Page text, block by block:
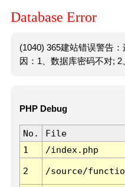
Database Error
(1040) 365建站错误警告
因：1、数据库密码不对; 2
PHP Debug
No. File
1
/index.php
2 /source/